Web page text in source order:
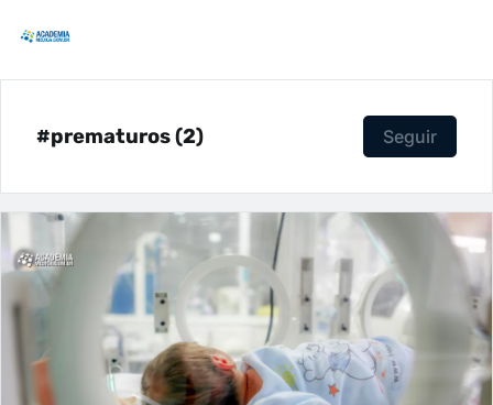
#prematuros (2) Seguir